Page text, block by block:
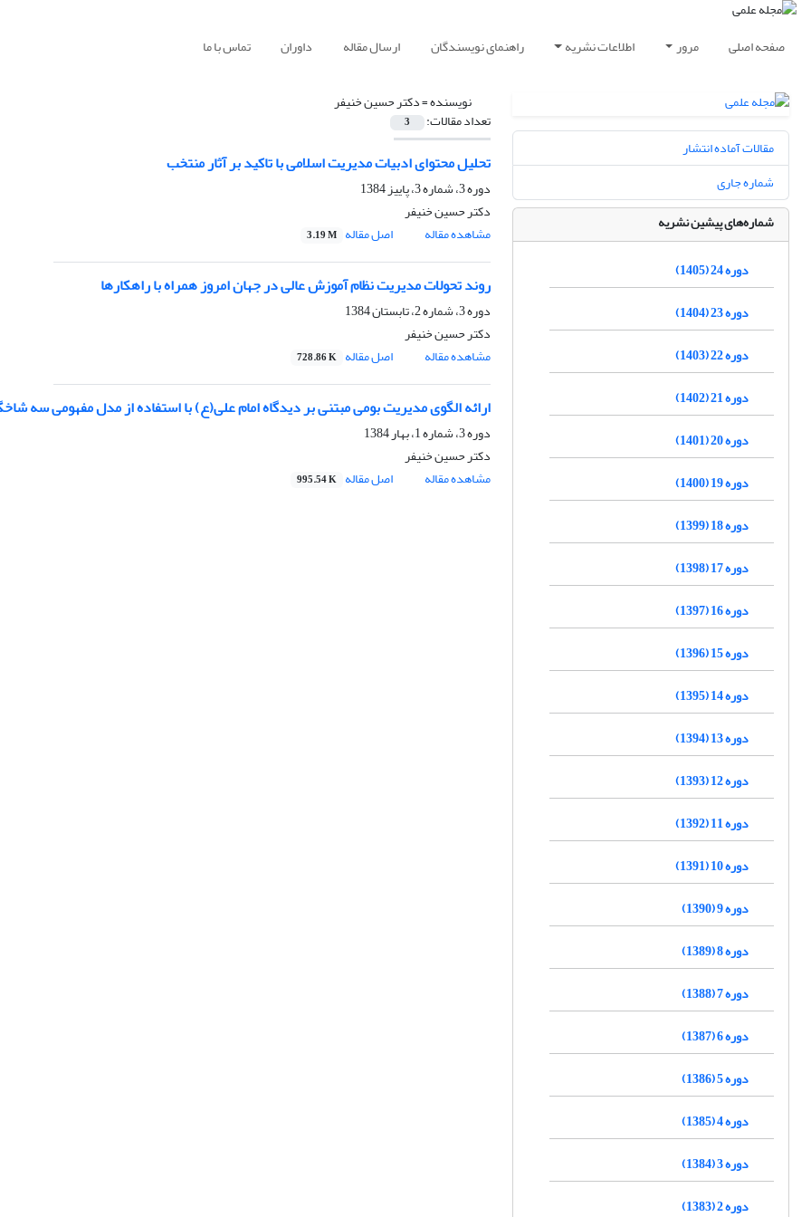
صفحه اصلی مرور اطلاعات نشریه راهنمای نویسندگان ارسال مقاله داوران تماس با ما
نویسنده =دکتر حسین خنیفر
تعداد مقالات: 3
تحلیل محتوای ادبیات مدیریت اسلامی با تاکید بر آثار منتخب
دوره 3، شماره 3، پاییز 1384
دکتر حسین خنیفر
مشاهده مقاله
اصل مقاله 3.19 M
روند تحولات مدیریت نظام آموزش عالی در جهان امروز همراه با راهکارها
دوره 3، شماره 2، تابستان 1384
دکتر حسین خنیفر
مشاهده مقاله
اصل مقاله 728.86 K
ارائه الگوی مدیریت بومی مبتنی بر دیدگاه امام علی(ع) با استفاده از مدل مفهومی سه
دوره 3، شماره 1، بهار 1384
دکتر حسین خنیفر
مشاهده مقاله
اصل مقاله 995.54 K
مقالات آماده انتشار
شماره جاری
شماره‌های پیشین نشریه
دوره 24 (1405)
دوره 23 (1404)
دوره 22 (1403)
دوره 21 (1402)
دوره 20 (1401)
دوره 19 (1400)
دوره 18 (1399)
دوره 17 (1398)
دوره 16 (1397)
دوره 15 (1396)
دوره 14 (1395)
دوره 13 (1394)
دوره 12 (1393)
دوره 11 (1392)
دوره 10 (1391)
دوره 9 (1390)
دوره 8 (1389)
دوره 7 (1388)
دوره 6 (1387)
دوره 5 (1386)
دوره 4 (1385)
دوره 3 (1384)
دوره 2 (1383)